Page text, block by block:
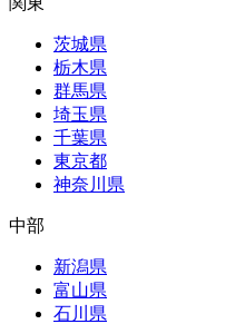
茨城県
栃木県
群馬県
埼玉県
千葉県
東京都
神奈川県
中部
新潟県
富山県
石川県